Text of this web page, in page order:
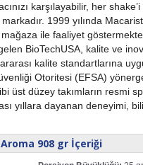
karşılayabilir, her
1999 yılında
mağaza ile faaliyet
BioTechUSA, kalite ve
kalite standartlarına
Otoritesi (EFSA)
üst düzey takımların resmi
yıllara dayanan deneyimi,
908 gr İçeriği